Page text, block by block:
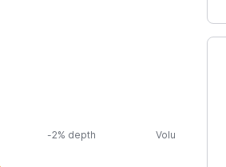
-2% depth Volume (24h)